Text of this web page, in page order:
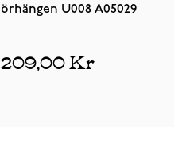
örhängen U008 A05029
209,00 Kr